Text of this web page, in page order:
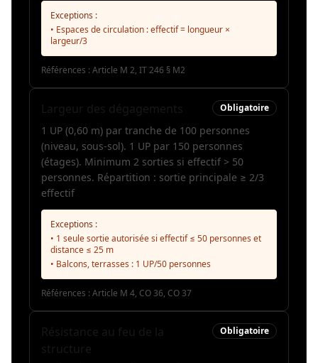
Exceptions :
• Espaces de circulation : effectif = longueur ×
largeur/3
Références : Article M 2, IT 246 § M2
Obligatoire
1 UP (0,60 m) par tranche de 100 personnes
(niveau, sous-sol). 1 UP par 150 personnes
(étages). Minimum 2 sorties si effectif > 50
personnes. Répartition : sortie principale ≥ 2/3
effectif
Exceptions :
• 1 seule sortie autorisée si effectif ≤ 50 personnes et
distance ≤ 25 m
• Balcons, terrasses : 1 UP/50 personnes
Références : Article M 4, CO 36, CO 37
Obligatoire